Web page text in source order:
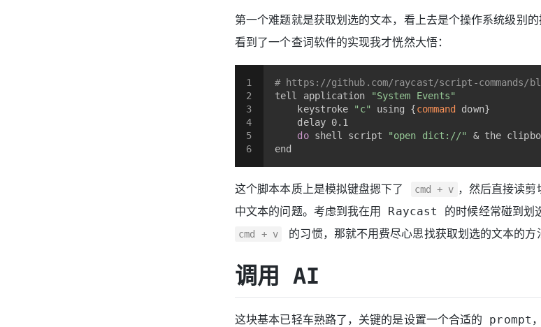
第一个难题就是获取划选的文本，看上去是个操作系统级别
看到了一个查词软件的实现我才恍然大悟：
1
2
3
4
5
6
# https://github.com/raycast/script-commands/
tell application
"System Events"
    keystroke
"c" using {command
down}
    delay 0.1
do shell script "open dict://"
& the
end
这个脚本本质上是模拟键盘摁下了 cmd + v ，然后直接读
中文本的问题。考虑到我在用 Raycast 的时候经常碰到划
cmd + v 的习惯，那就不用费尽心思找获取划选的文本的方
调用 AI
这块基本已轻车熟路了，关键的是设置一个合适的 prompt